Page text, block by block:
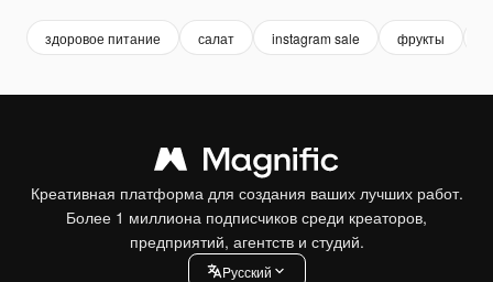
здоровое питание салат instagram sale фрукты
Креативная платформа для создания ваших лучших работ.
Более 1 миллиона подписчиков среди креаторов,
предприятий, агентств и студий.
Pусский